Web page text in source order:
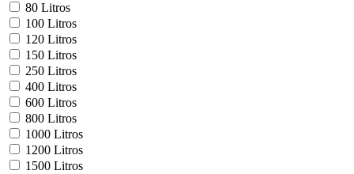
80 Litros
100 Litros
120 Litros
150 Litros
250 Litros
400 Litros
600 Litros
800 Litros
1000 Litros
1200 Litros
1500 Litros